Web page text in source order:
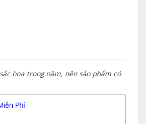
hoa trong năm, nên sản phẩm có
Phí